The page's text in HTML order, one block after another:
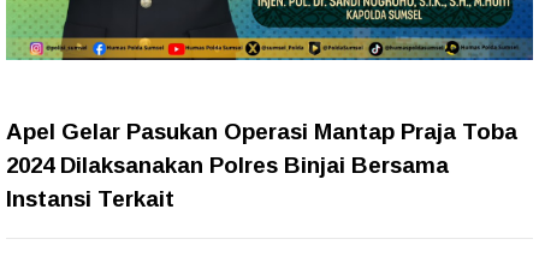
Apel Gelar Pasukan Operasi Mantap Praja Toba
2024 Dilaksanakan Polres Binjai Bersama
Instansi Terkait